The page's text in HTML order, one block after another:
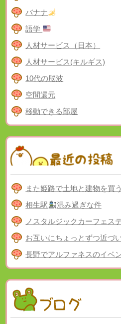
バナナ
語学
人材サービス（日本）
人材サービス(キルギス)
10代の脳波
空間還元
移動できる部屋
また姫路で土地と建物を買
相生駅
混み過ぎな件
ノスタルジックカーフェス
お互いにちょっとずつ近づ
長野でアルファネスのイベ